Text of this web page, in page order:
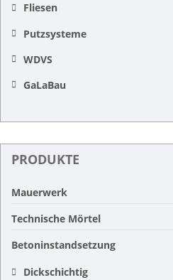
Fliesen
Putzsysteme
WDVS
GaLaBau
PRODUKTE
Mauerwerk
Technische Mörtel
Betoninstandsetzung
Dickschichtig